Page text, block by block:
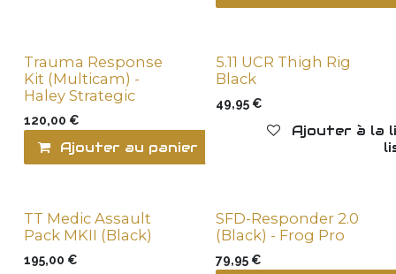
Trauma Response
Kit (Multicam) -
Haley Strategic
120,00 €
Ajouter au panier Ajouter à la
5.11 UCR Thigh Rig
Black
49,95€
Ajouter à la
TT Medic Assault
Pack MKII (Black)
195,00 €
Last items
SFD-Responder 2.0
(Black) - Frog Pro
79,95€